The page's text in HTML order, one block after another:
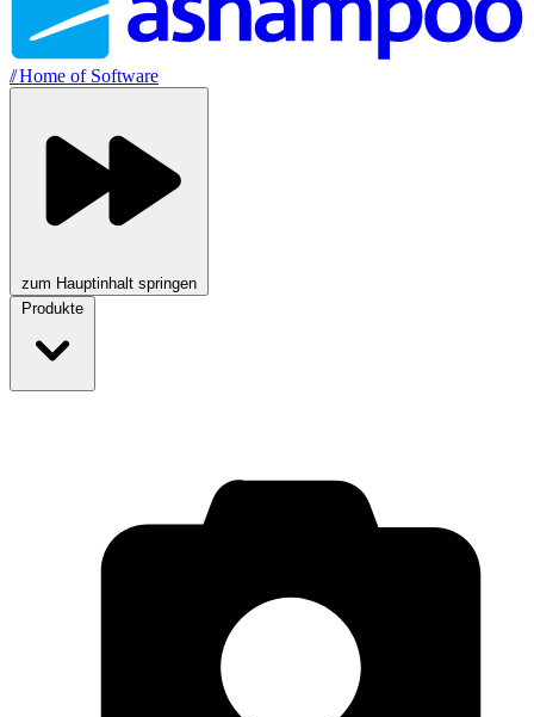
//Home of Software
zum Hauptinhalt springen
Produkte